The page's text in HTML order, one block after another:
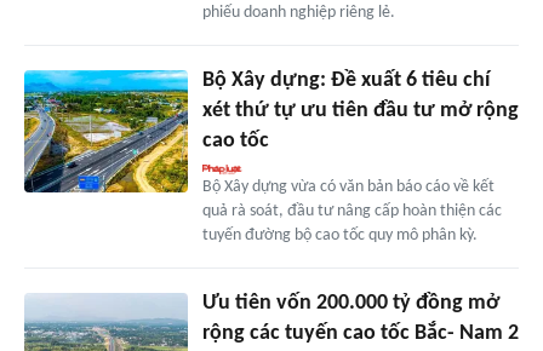
phiếu doanh nghiệp riêng lẻ.
Bộ Xây dựng: Đề xuất 6 tiêu chí
xét thứ tự ưu tiên đầu tư mở rộng
cao tốc
Bộ Xây dựng vừa có văn bản báo cáo về kết
quả rà soát, đầu tư nâng cấp hoàn thiện các
tuyến đường bộ cao tốc quy mô phân kỳ.
Ưu tiên vốn 200.000 tỷ đồng mở
rộng các tuyến cao tốc Bắc- Nam 2